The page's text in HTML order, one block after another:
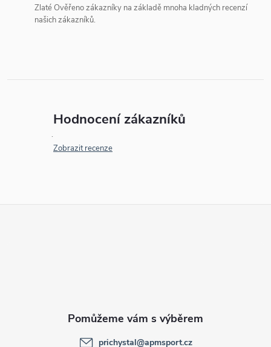
Zlaté Ověřeno zákazníky na základě mnoha kladných recenzí
našich zákazníků.
Hodnocení zákazníků
Zobrazit recenze
prichystal@apmsport.cz